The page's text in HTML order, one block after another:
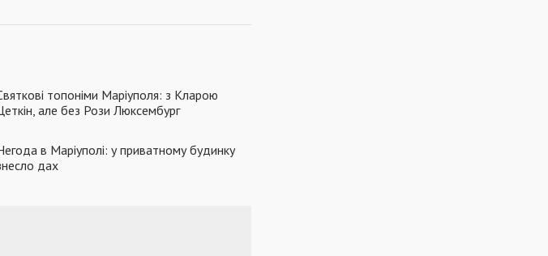
топоніми Маріуполя: з Кларою
але без Рози Люксембург
в Маріуполі: у приватному будинку
дах